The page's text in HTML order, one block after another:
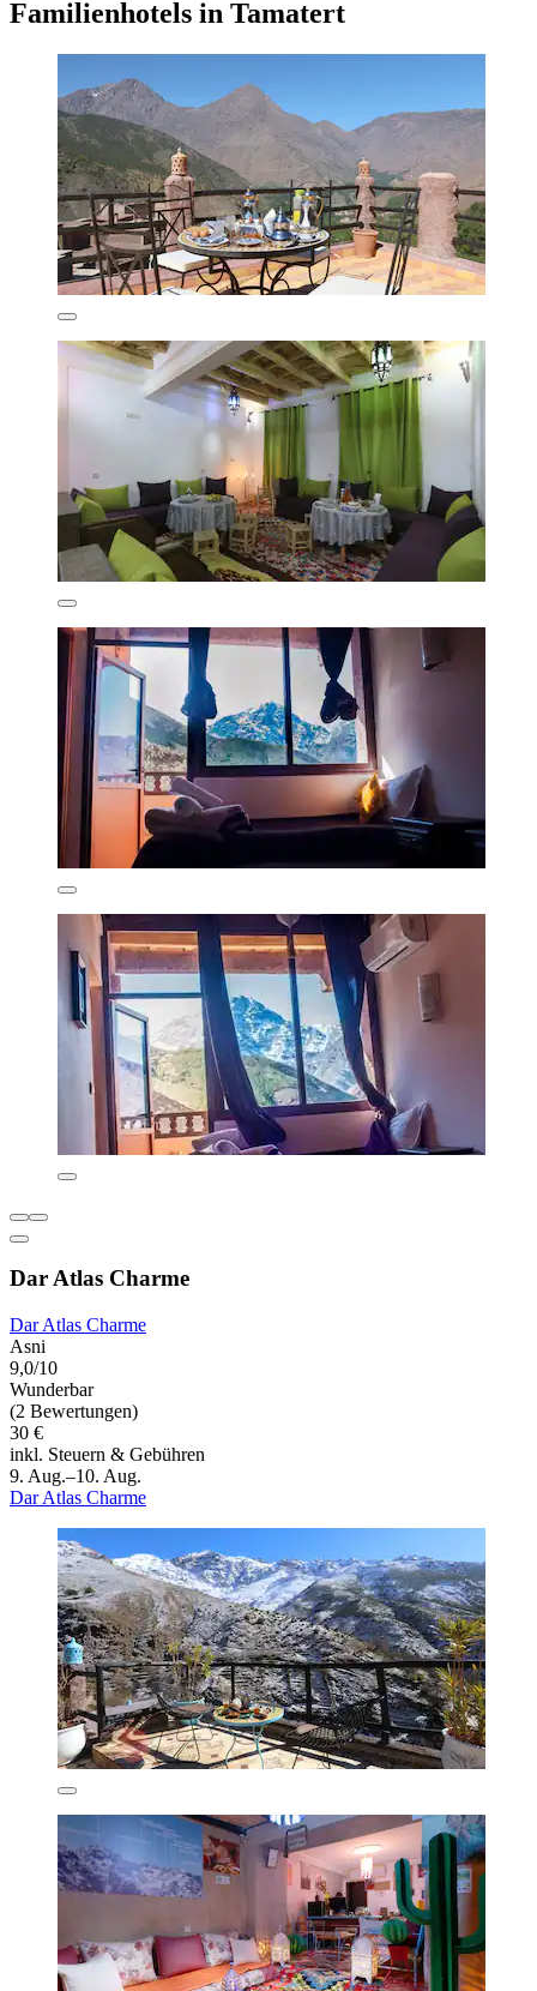
Familienhotels in Tamatert
Dar Atlas Charme
Dar Atlas Charme
Asni
9,0/10
Wunderbar
(2 Bewertungen)
30 €
inkl. Steuern & Gebühren
9. Aug.–10. Aug.
Dar Atlas Charme